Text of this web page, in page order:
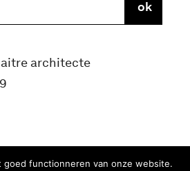
architecte
goed functionneren van onze website.